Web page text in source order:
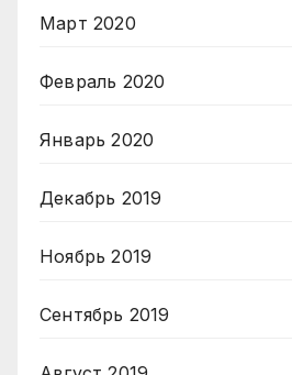
Март 2020
Февраль 2020
Январь 2020
Декабрь 2019
Ноябрь 2019
Сентябрь 2019